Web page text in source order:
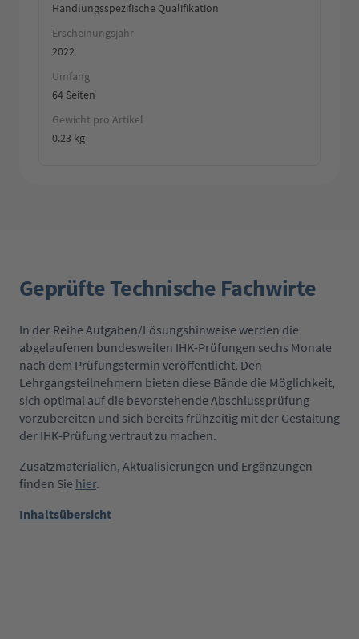
Handlungsspezifische Qualifikation
Erscheinungsjahr
2022
Umfang
64 Seiten
Gewicht pro Artikel
0.23 kg
Geprüfte Technische Fachwirte
In der Reihe Aufgaben/Lösungshinweise werden die
abgelaufenen bundesweiten IHK-Prüfungen sechs Monate
nach dem Prüfungstermin veröffentlicht. Den
Lehrgangsteilnehmern bieten diese Bände die Möglichkeit,
sich optimal auf die bevorstehende Abschlussprüfung
vorzubereiten und sich bereits frühzeitig mit der Gestaltung
der IHK-Prüfung vertraut zu machen.
Zusatzmaterialien, Aktualisierungen und Ergänzungen
finden Sie hier.
Inhaltsübersicht